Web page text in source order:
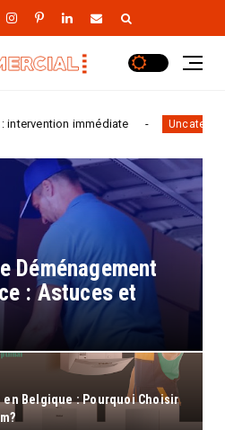
Uncategorized Installer une serrure
Déménagement
: Astuces et
en Belgique : Pourquoi Choisir